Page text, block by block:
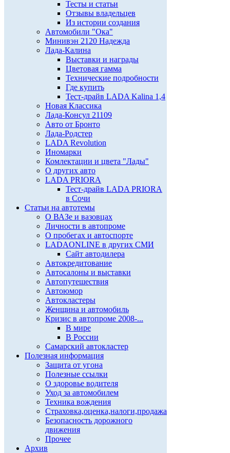
Тесты и статьи
Отзывы владельцев
Из истории создания
Автомобили "Ока"
Минивэн 2120 Надежда
Лада-Калина
Выставки и награды
Цветовая гамма
Технические подробности
Где купить
Тест-драйв LADA Kalina 1,4
Новая Классика
Лада-Консул 21109
Авто от Бронто
Лада-Родстер
LADA Revolution
Иномарки
Комлектации и цвета "Лады"
О других авто
LADA PRIORA
Тест-драйв LADA PRIORA
в Сочи
Статьи на автотемы
О ВАЗе и вазовцах
Личности в автопроме
О пробегах и автоспорте
LADAONLINE в других СМИ
Сайт автодилера
Автокредитование
Автосалоны и выставки
Автопутешествия
Автоюмор
Автокластеры
Женщина и автомобиль
Кризис в автопроме 2008-...
В мире
В России
Самарский автокластер
Полезная информация
Защита от угона
Полезные ссылки
О здоровье водителя
Уход за автомобилем
Техника вождения
Страховка,оценка,налоги,продажа
Безопасность дорожного
движения
Прочее
Архив